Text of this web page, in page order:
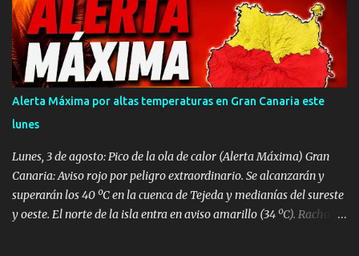
recursos de emergencias desplazados hasta el establecimiento
hotelero, las intensas maniobras de reanimación cardiopulmonar
practicadas no lograron revertir el cuadro, confirmándose
finalmente su fallecimiento. Operativo aéreo en el Muelle de La
Esperanza Ante la gravedad del incidente, la sala operativa del
Centro Coordinador de Emergencias y Seguridad (CECOES) 112
movilizó de inmediato un dispositivo de máxima urgencia que
incluyó el helicóptero medicalizado del Servicio de Urgencias
Canario (SUC) junto a...
Alerta Máxima por altas temperaturas en Gran Canaria este
lunes
Lunes, 3 de agosto: Pico de la ola de calor (Alerta Máxima) Gran
Canaria: Aviso rojo por peligro extraordinario. Se alcanzarán y
superarán los 40 ºC en la cuenca de Tejeda y medianías del sureste
y oeste. El norte de la isla entra en aviso amarillo (34 ºC). Rachas